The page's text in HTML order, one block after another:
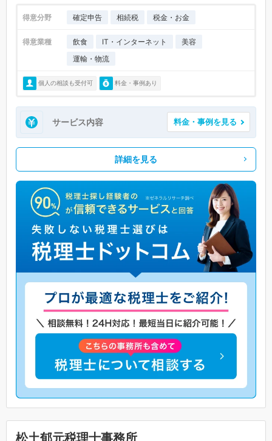
得意分野 確定申告 相続税 税金・お金
得意業種 飲食 IT・インターネット
美容
運輸・物流
個人の相談も受付可 料金・事例あり
サービス内容 料金・事例を見る
詳細を見る
松土郁元税理士事務所